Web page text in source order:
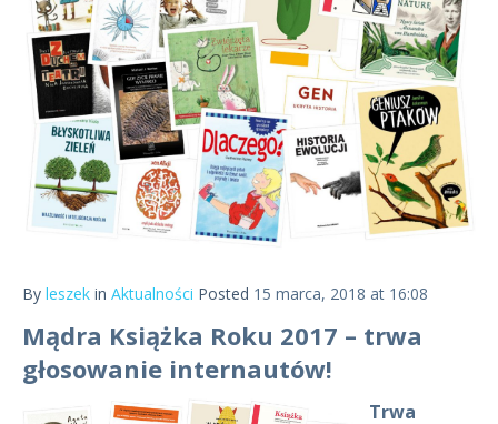
By leszek in Aktualności Posted 15 marca, 2018 at 16:08
Mądra Książka Roku 2017 – trwa
głosowanie internautów!
Trwa